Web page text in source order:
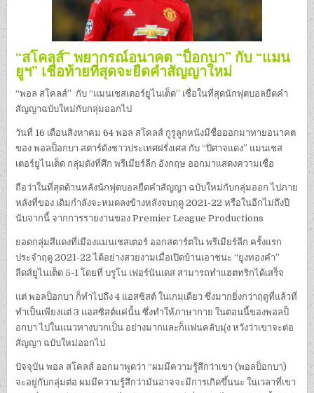
“สโคลส์” พยากรณ์อนาคต “ป็อกบา” กับ “แมน
ยูฯ” เชื่อท้ายที่สุดจะยืดคำสัญญาใหม่
“พอล สโคลส์” กับ “แมนเชสเตอร์ยูไนเต็ด” เชื่อในที่สุดนักฟุตบอลยืดคำ
สัญญาฉบับใหม่กับกลุ่มออกไป
วันที่ 16 เดือนสิงหาคม 64 พอล สโคลส์ กูรูลูกหนังมีชื่อออกมาทายอนาคต
ของ พอลป็อกบา สตาร์ดังชาวประเทศฝรั่งเศส กับ “ปิศาจแดง” แมนเชส
เตอร์ยูไนเต็ด กลุ่มดังที่ศึก พรีเมียร์ลีก อังกฤษ ออกมาแสดงความเชื่อ
ถือว่าในที่สุดด้านหลังนักฟุตบอลยืดคำสัญญา ฉบับใหม่กับกลุ่มออก ไปภาย
หลังที่ของ เดิมกำลังจะหมดลงข้างหลังจบฤดู 2021-22 หรือในอีกไม่ถึงปี
นับจากนี้ จากการรายงานของ Premier League Productions
ยอดกลุ่มสีแดงที่เมืองแมนเชสเตอร์ ออกสตาร์ตใน พรีเมียร์ลีก ครั้งแรก
ประจำฤดู 2021-22 ได้อย่างสวยงามเมื่อเปิดบ้านเอาชนะ “ยูงทองคำ”
ลีดส์ยูไนเต็ด 5-1 โดยที่ บรูโน เฟอร์นันเดส สามารถทำแฮตทริกได้เสร็จ
แต่ พอลป็อกบา ก็ทำไปถึง 4 แอสซิสต์ ในเกมเดียว ซึ่งมากยิ่งกว่าฤดูที่แล้วที่
ทำเป็นเพียงแต่ 3 แอสซิสต์แค่นั้น ซึ่งทำให้ภาษากาย ในตอนนี้ของพอลป็
อกบา ไปในแนวทางบวกเป็น อย่างมากและก็แฟนคลับมุ่ง หวังว่าเขาจะต่อ
สัญญา ฉบับใหม่ออกไป
ปัจจุบัน พอล สโคลส์ ออกมาพูดว่า “ผมมีความรู้สึกว่าเขา (พอลป็อกบา)
จะอยู่กับกลุ่มต่อ ผมมีความรู้สึกว่ามันอาจจะมีการเกิดขึ้นนะ ในเวลาที่เขา